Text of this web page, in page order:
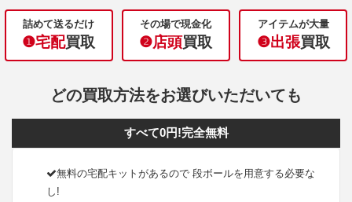
詰めて送るだけ
❶宅配買取
その場で現金化
❷店頭買取
アイテムが大量
❸出張買取
どの買取方法をお選びいただいても
すべて0円!完全無料
無料の宅配キットがあるので 段ボールを用意する必要な
し!